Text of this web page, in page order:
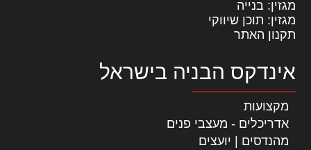
מגזין: בנייה
מגזין: תוכן שיווקי
תקנון האתר
אינדקס הבניה בישראל
מקצועות
אדריכלים - מעצבי פנים
מהנדסים | יועצים